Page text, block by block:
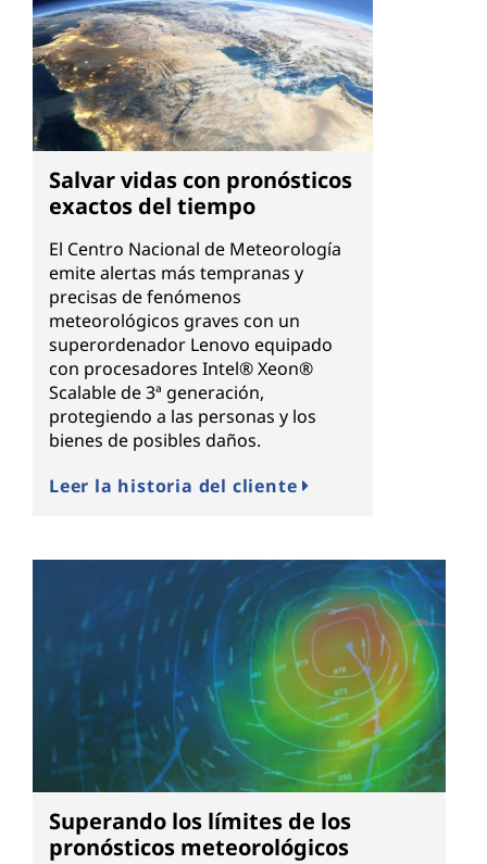
Salvar vidas con pronósticos
exactos del tiempo
El Centro Nacional de Meteorología
emite alertas más tempranas y
precisas de fenómenos
meteorológicos graves con un
superordenador Lenovo equipado
con procesadores Intel® Xeon®
Scalable de 3ª generación,
protegiendo a las personas y los
bienes de posibles daños.
Leer la historia del cliente
Superando los límites de los
pronósticos meteorológicos